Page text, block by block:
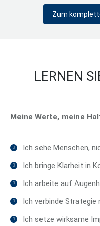
Zum
LERNEN
Meine Werte, meine
Ich sehe Menschen,
Ich bringe Klarheit in
Ich arbeite auf
Ich verbinde Strategie
Ich setze wirksame